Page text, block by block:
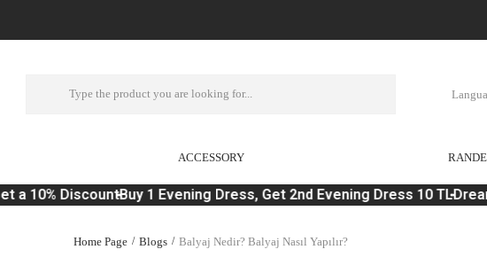
ACCESSORY
a 10% DiscountBuy 1 Evening Dress, Get 2nd Evening Dress 10 TL
Home Page Blogs Balyaj Nedir? Balyaj Nasıl Yapılır?